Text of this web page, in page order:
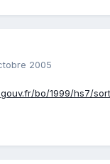
2005
bo/1999/hs7/